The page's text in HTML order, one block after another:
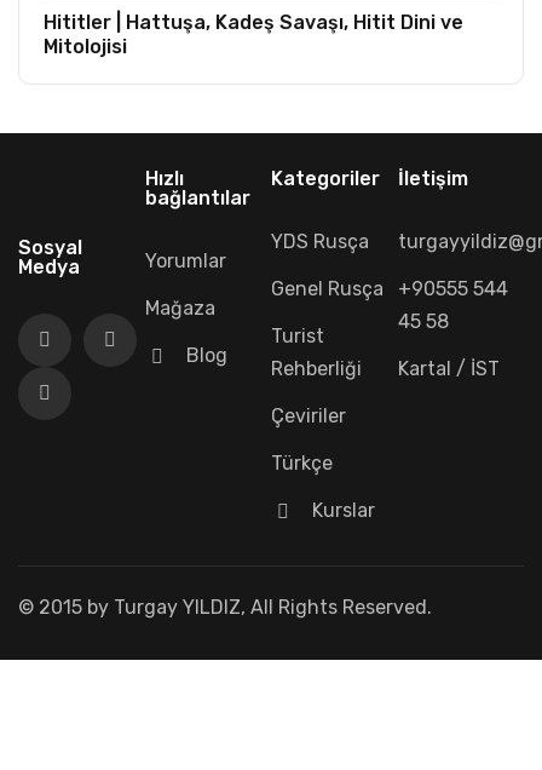
Hititler | Hattuşa, Kadeş Savaşı, Hitit Dini ve
Mitolojisi
Sosyal
Medya
Hızlı
bağlantılar
Yorumlar
Mağaza
Blog
Kategoriler
YDS Rusça
Genel Rusça
Turist
Rehberliği
Çeviriler
Türkçe
Kurslar
İletişim
+90555 544
45 58
Kartal / İST
© 2015 by Turgay YILDIZ, All Rights Reserved.